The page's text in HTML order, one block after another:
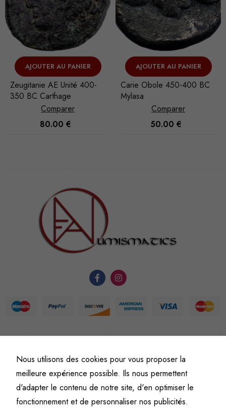
AJOUTER AU PANIER
Carie Obole 450-400 BC
Mylasa
Comparer
50.00
VOIR L'ARTICLE
Maurétanie Ptolémée AE
Demi Unité 24-40 AD
CésaréeComparer
130.00
©Fine art numismatics– Tous droits réservés.
Politique de confidentialité
Conditions générales de vente et d’utilisation
Mentions légales
Nous utilisons des cookies pour vous proposer la
meilleure expérience possible. Ils nous permettent
d'adapter le contenu de notre site, d'en optimiser le
fonctionnement et de personnaliser nos publicités.
nous
puissions
fonctionnalité
structure du
fonction de
l'usage qu'il
en est fait.